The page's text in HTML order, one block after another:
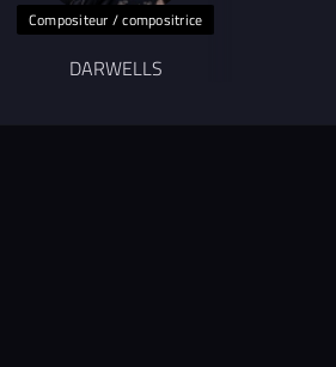
Compositeur / compositrice
DARWELLS